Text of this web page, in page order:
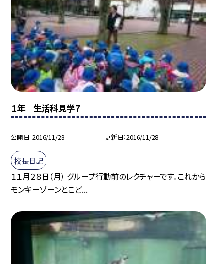
１年 生活科見学７
公開日 2016/11/28 更新日 2016/11/28
校長日記
１１月２８日（月） グループ行動前のレクチャーです。これから
モンキーゾーンとこど...